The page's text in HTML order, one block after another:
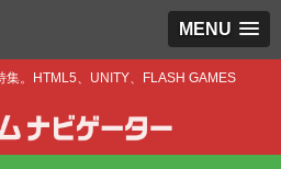
MENU
集。HTML5、UNITY、FLASH GAMES